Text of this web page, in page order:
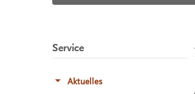
Service
Aktuelles